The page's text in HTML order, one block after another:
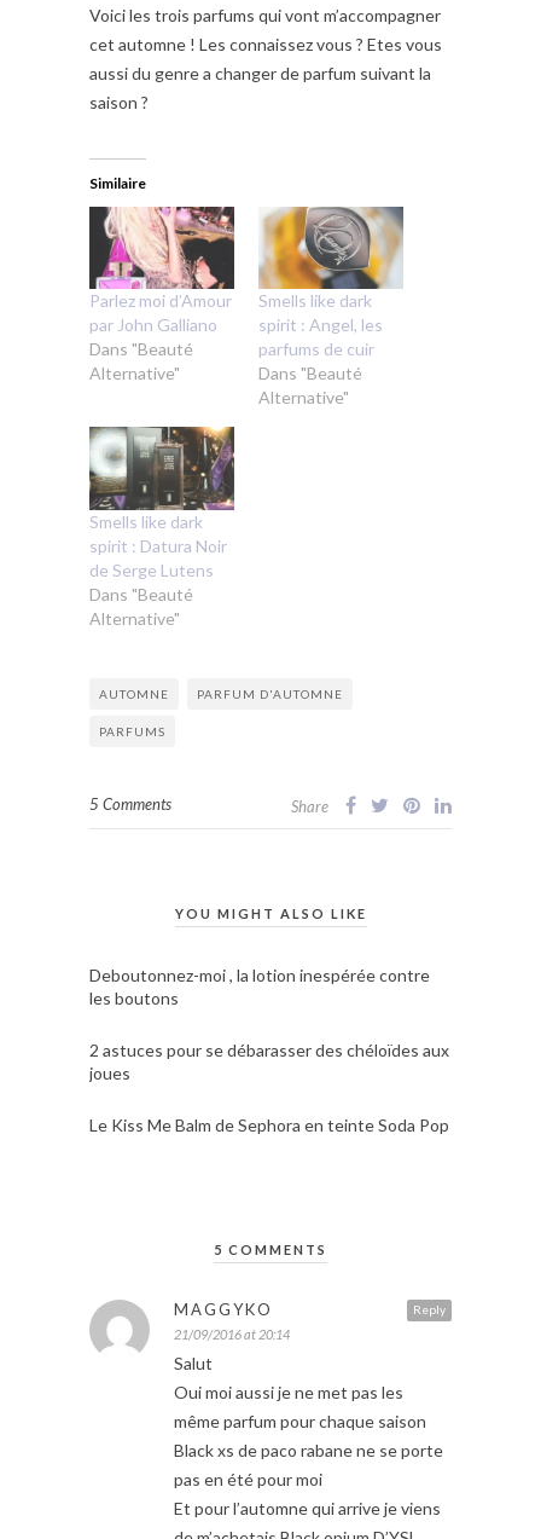
Voici les trois parfums qui vont m’accompagner
cet automne ! Les connaissez vous ? Etes vous
aussi du genre a changer de parfum suivant la
saison ?
Similaire
Parlez moi d’Amour
par John Galliano
Dans "Beauté
Alternative"
Smells like dark
spirit : Angel, les
parfums de cuir
Dans "Beauté
Alternative"
Smells like dark
spirit : Datura Noir
de Serge Lutens
Dans "Beauté
Alternative"
AUTOMNE PARFUM D'AUTOMNE
PARFUMS
5 Comments Share
YOU MIGHT ALSO LIKE
Deboutonnez-moi , la lotion inespérée contre
les boutons
2 astuces pour se débarasser des chéloïdes aux
joues
Le Kiss Me Balm de Sephora en teinte Soda Pop
5 COMMENTS
Reply
MAGGYKO
21/09/2016 at 20:14
Salut
Oui moi aussi je ne met pas les
même parfum pour chaque saison
Black xs de paco rabane ne se porte
pas en été pour moi
Et pour l’automne qui arrive je viens